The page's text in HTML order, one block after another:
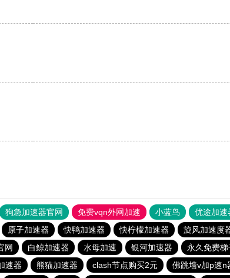
狗急加速器官网 免费vqn外网加速 小蓝鸟 优途加速
原子加速器 快鸭加速器 快柠檬加速器 旋风加速度
网 白鲸加速器 水母加速 银河加速器 永久免费
速器 熊猫加速器 clash节点购买2元 佛跳墙v加p速n